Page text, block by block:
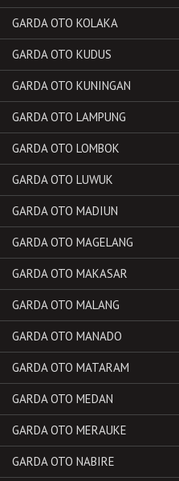
GARDA OTO KOLAKA
GARDA OTO KUDUS
GARDA OTO KUNINGAN
GARDA OTO LAMPUNG
GARDA OTO LOMBOK
GARDA OTO LUWUK
GARDA OTO MADIUN
GARDA OTO MAGELANG
GARDA OTO MAKASAR
GARDA OTO MALANG
GARDA OTO MANADO
GARDA OTO MATARAM
GARDA OTO MEDAN
GARDA OTO MERAUKE
GARDA OTO NABIRE